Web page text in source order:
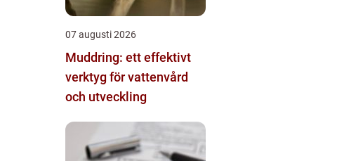
07 augusti 2026
Muddring: ett effektivt
verktyg för vattenvård
och utveckling